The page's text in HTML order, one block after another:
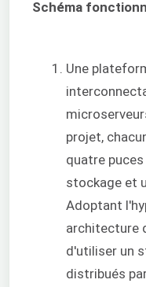
Schéma
Une
projet,
quatre puces
stockage et
Adoptant
architecture
d'utiliser un
distribués